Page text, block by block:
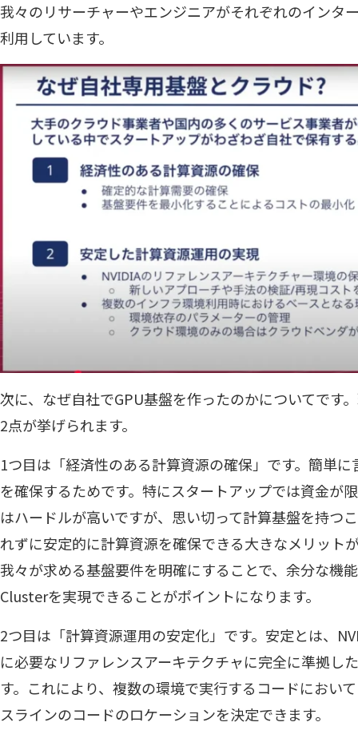
我々のリサーチャーやエンジニアがそれぞれのインタ
利用しています。
次に、なぜ自社でGPU基盤を作ったのかについてです
2点が挙げられます。
1つ目は「経済性のある計算資源の確保」です。簡単
を確保するためです。特にスタートアップでは資金が
はハードルが高いですが、思い切って計算基盤を持つ
れずに安定的に計算資源を確保できる大きなメリット
我々が求める基盤要件を明確にすることで、余分な機
Clusterを実現できることがポイントになります。
2つ目は「計算資源運用の安定化」です。安定とは、
に必要なリファレンスアーキテクチャに完全に準拠し
す。これにより、複数の環境で実行するコードにおい
スラインのコードのロケーションを決定できます。